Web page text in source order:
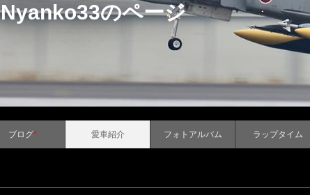
Nyanko33のページ
ブログ* 愛車紹介 フォトアルバム ラップタイム